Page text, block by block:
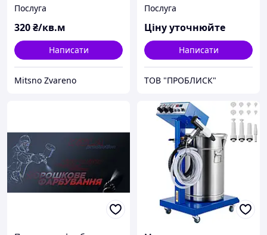
Послуга
320₴/кв.м
Написати
Mitsno Zvareno
Послуга
Ціну уточнюйте
Написати
ТОВ "ПРОБЛИСК"